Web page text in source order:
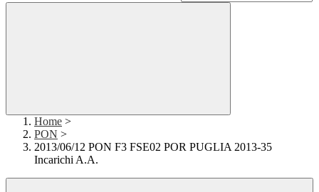
Home >
PON >
2013/06/12 PON F3 FSE02 POR PUGLIA 2013-35
Incarichi A.A.